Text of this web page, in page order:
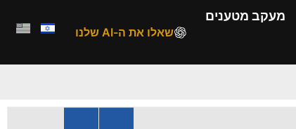
מעקב מטענים
שאלו את ה-AI שלנו